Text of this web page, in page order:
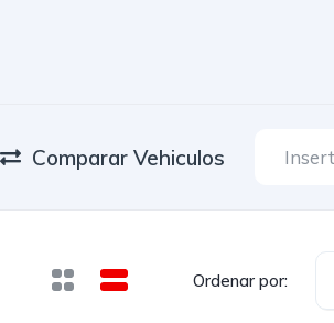
Comparar Vehiculos
Ordenar por: